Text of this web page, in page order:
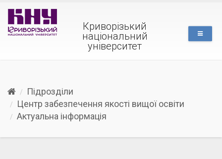
Криворізький
національний
університет
Підрозділи
Центр забезпечення якості вищої освіти
Актуальна інформація